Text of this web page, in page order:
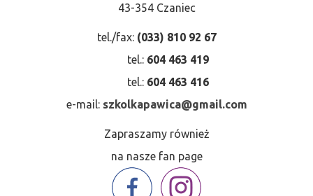
43-354 Czaniec
tel./fax:(033) 810 92 67
tel.:604 463 419
tel.:604 463 416
e-mail: szkolkapawica@gmail.com
Zapraszamy również
na nasze fan page